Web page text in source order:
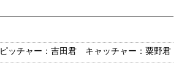
ピッチャー：吉田君 キャッチャー：粟野君